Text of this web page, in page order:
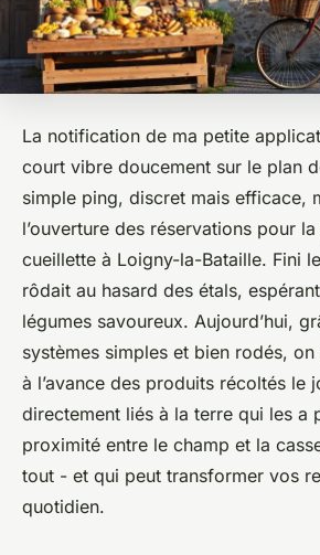
La notification de ma petite
court vibre doucement sur le plan
simple ping, discret mais efficace,
l’ouverture des réservations pour
cueillette à Loigny-la-Bataille. Fini
rôdait au hasard des étals,
légumes savoureux. Aujourd’hui,
systèmes simples et bien rodés,
à l’avance des produits récoltés le
directement liés à la terre qui les a
proximité entre le champ et la
tout - et qui peut transformer vos
quotidien.